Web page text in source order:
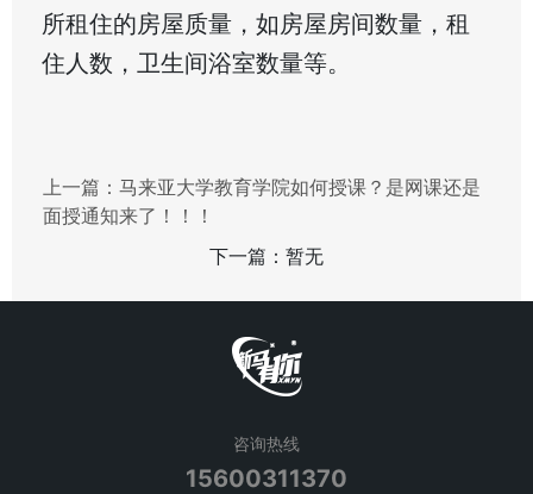
所租住的房屋质量，如房屋房间数量，租
住人数，卫生间浴室数量等。
上一篇： 马来亚大学教育学院如何授课？是网课还是
面授通知来了！！！
下一篇：暂无
咨询热线
15600311370